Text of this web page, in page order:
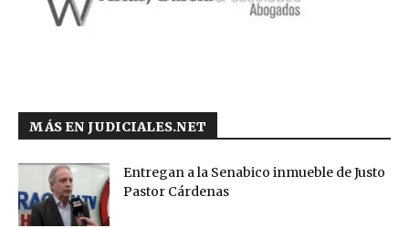
MÁS EN JUDICIALES.NET
Entregan a la Senabico inmueble de Justo
Pastor Cárdenas